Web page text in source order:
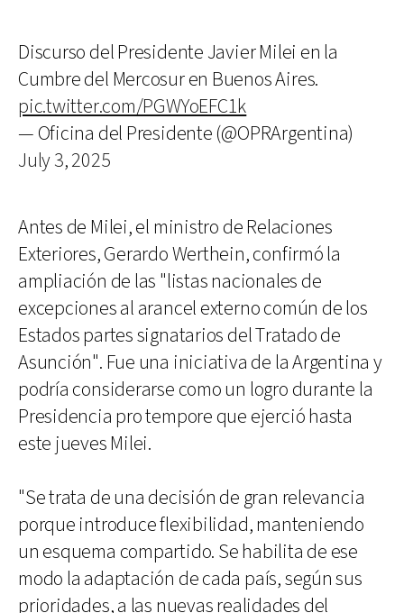
Discurso del Presidente Javier Milei en la
Cumbre del Mercosur en Buenos Aires.
pic.twitter.com/PGWYoEFC1k
— Oficina del Presidente (@OPRArgentina)
July 3, 2025
Antes de Milei, el ministro de Relaciones
Exteriores, Gerardo Werthein, confirmó la
ampliación de las "listas nacionales de
excepciones al arancel externo común de los
Estados partes signatarios del Tratado de
Asunción". Fue una iniciativa de la Argentina y
podría considerarse como un logro durante la
Presidencia pro tempore que ejerció hasta
este jueves Milei.
"Se trata de una decisión de gran relevancia
porque introduce flexibilidad, manteniendo
un esquema compartido. Se habilita de ese
modo la adaptación de cada país, según sus
prioridades, a las nuevas realidades del